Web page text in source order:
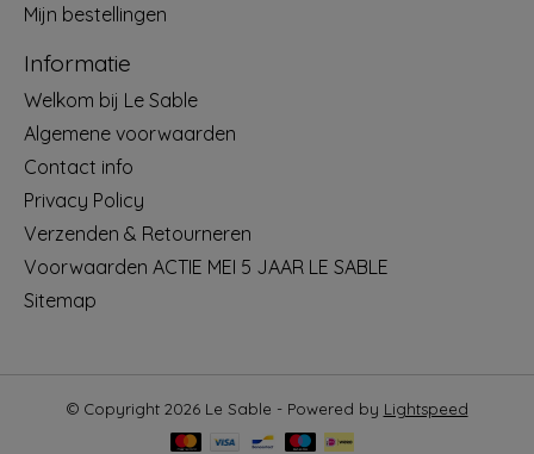
Mijn bestellingen
Informatie
Welkom bij Le Sable
Algemene voorwaarden
Contact info
Privacy Policy
Verzenden & Retourneren
Voorwaarden ACTIE MEI 5 JAAR LE SABLE
Sitemap
© Copyright 2026 Le Sable - Powered by Lightspeed